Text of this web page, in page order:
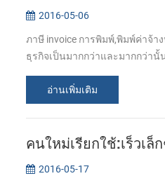
2016-05-06
ภาษี invoice การพิมพ์,พิมพ์ค่าจ้
ธุรกิจเป็นมากกว่าและมากกว่านั้
อ่านเพิ่มเติม
คนใหม่เรียกใช้:เร็วเล็
2016-05-17